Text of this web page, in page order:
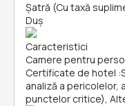
Şatră (Cu taxă
Duș
Caracteristici
Camere pentru
Certificate de hotel :
analiză a pericolelor,
punctelor critice),